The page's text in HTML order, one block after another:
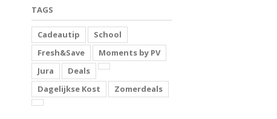
TAGS
Cadeautip
School
Fresh&Save
Moments by PV
Jura
Deals
Dagelijkse Kost
Zomerdeals